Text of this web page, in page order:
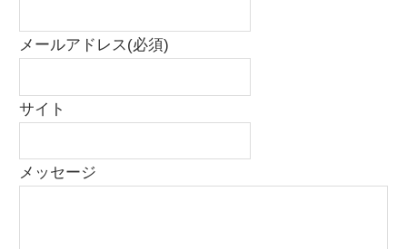
メールアドレス(必須)
サイト
メッセージ